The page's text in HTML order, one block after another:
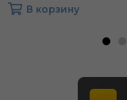
В корзину